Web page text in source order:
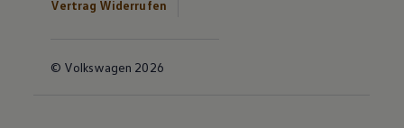
Vertrag Widerrufen
© Volkswagen 2026